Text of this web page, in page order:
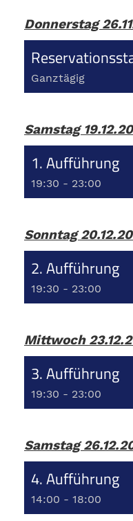
Donnerstag
Ganztägig
Samstag
1. Aufführung
19:30 - 23:00
Sonntag
2. Aufführung
19:30 - 23:00
Mittwoch
3. Aufführung
19:30 - 23:00
Samstag
4. Aufführung
14:00 - 18:00